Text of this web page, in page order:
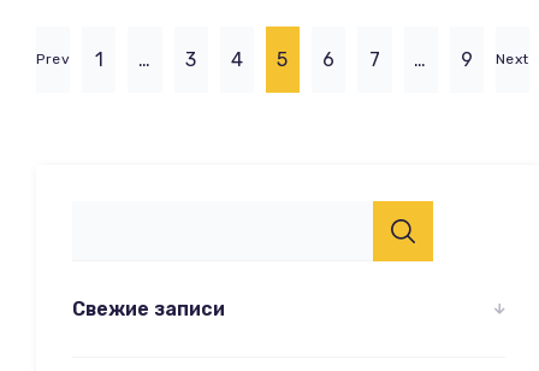
Prev 1 … 3 4 5 6 7 … 9 Next
Свежие записи